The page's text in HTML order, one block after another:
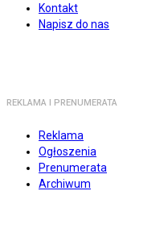
Kontakt
Napisz do nas
REKLAMA I PRENUMERATA
Reklama
Ogłoszenia
Prenumerata
Archiwum